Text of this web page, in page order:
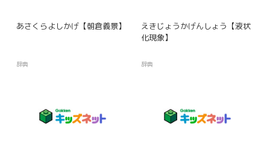
あさくらよしかげ【朝倉義景】
辞典
えきじょうかげんしょう【液状
化現象】
辞典